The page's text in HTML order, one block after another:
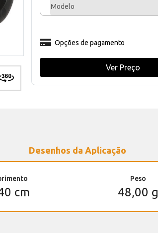
Modelo
Opções de pagamento
Ver Preço
Desenhos da Aplicação
cm
Peso
48,00 g